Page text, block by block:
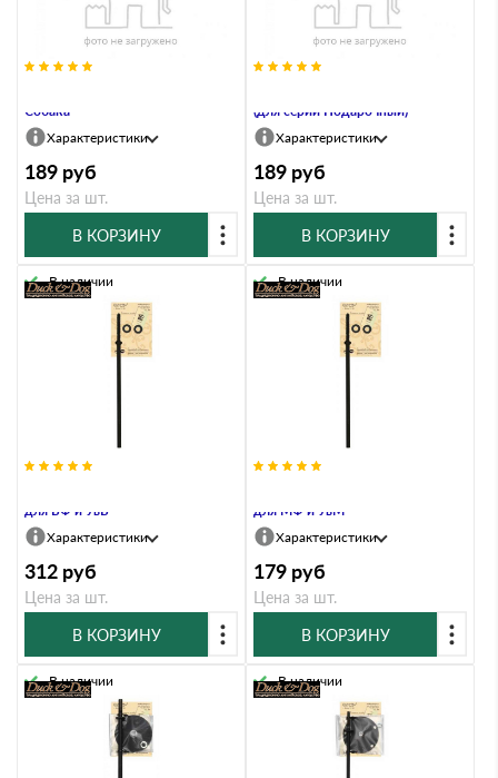
Собака
Характеристики
189 руб
Цена за шт.
В КОРЗИНУ
(для серии Подарочный)
Характеристики
189 руб
Цена за шт.
В КОРЗИНУ
для БФ и УвБ
В наличии
Характеристики
312 руб
Цена за шт.
В КОРЗИНУ
для МФ и УвМ
В наличии
Характеристики
179 руб
Цена за шт.
В КОРЗИНУ
В наличии В наличии